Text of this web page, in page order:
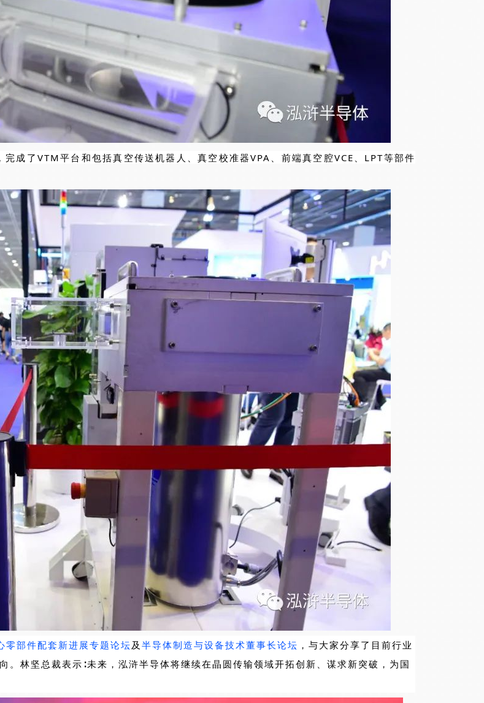
成了VTM平台和包括真空传送机器人、真空校准器VPA、前端真空腔VCE、LPT等部件
零部件配套新进展专题论坛及 半导体制造与设备技术董事长论坛 ，与大家分享了目前行业
林坚总裁表示∶未来，泓浒半导体将继续在晶圆传输领域开拓创新、谋求新突破，为国